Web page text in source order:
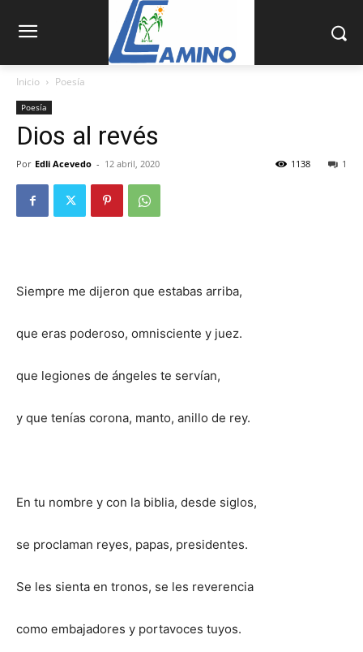
Inicio Poesía
Poesía
Dios al revés
Por Edli Acevedo - 12 abril, 2020 1
1138
Siempre me dijeron que estabas arriba,
que eras poderoso, omnisciente y juez.
que legiones de ángeles te servían,
y que tenías corona, manto, anillo de rey.
En tu nombre y con la biblia, desde siglos,
se proclaman reyes, papas, presidentes.
Se les sienta en tronos, se les reverencia
como embajadores y portavoces tuyos.